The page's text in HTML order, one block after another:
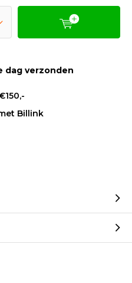
dag verzonden
Billink